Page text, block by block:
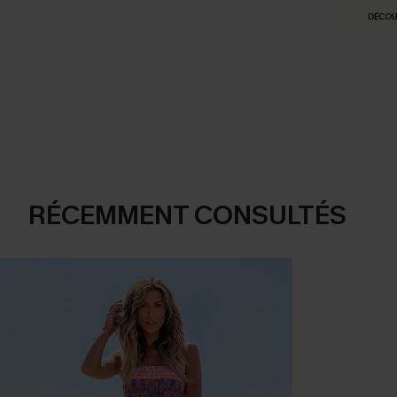
RÉCEMMENT CONSULTÉS